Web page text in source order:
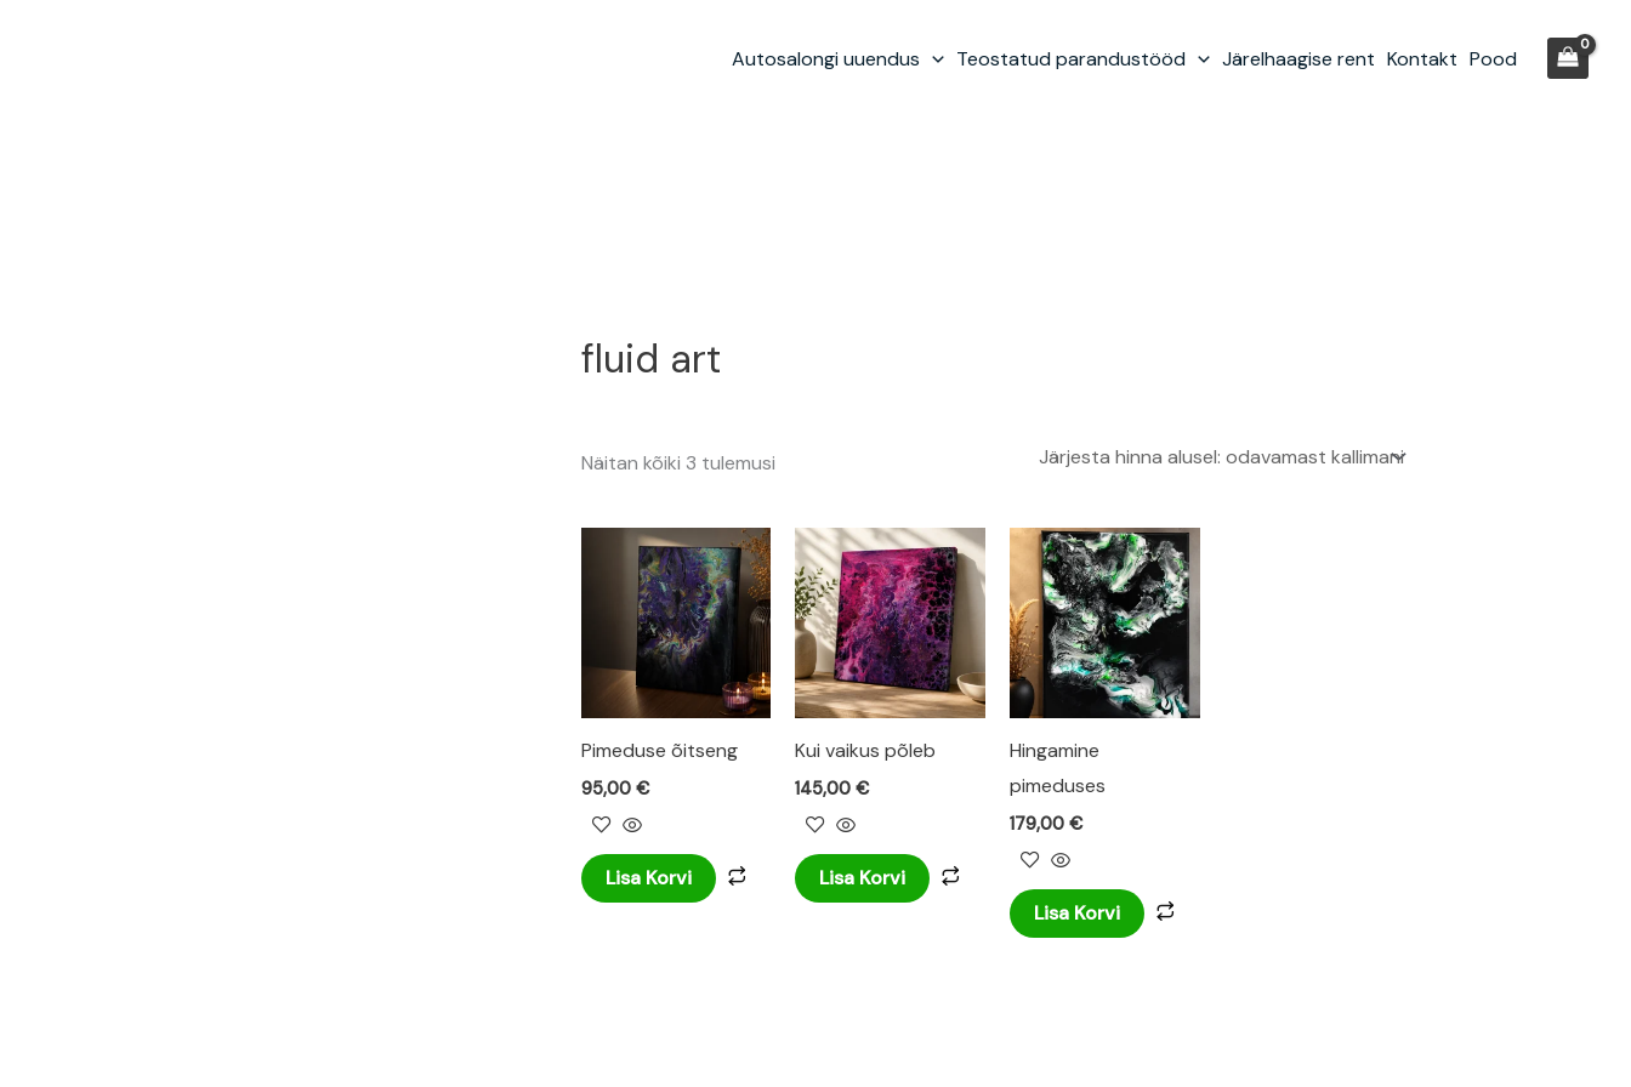
Autosalongi uuendus Teostatud parandustööd Järelhaagise rent Kontakt Pood
fluid art
Näitan kõiki 3 tulemusi
järgi:
madalast
Pimeduse õitseng
95,00 €
Lisa Korvi
Kui vaikus põleb
145,00€
Lisa Korvi
Hingamine
pimeduses
179,00 €
Lisa Korvi